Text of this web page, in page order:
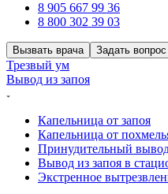
8 905 667 99 36
8 800 302 39 03
Вызвать врача Задать вопрос
Трезвый ум
Вывод из запоя
Капельница от запоя
Капельница от
Принудительный
Вывод из запоя в
Экстренное